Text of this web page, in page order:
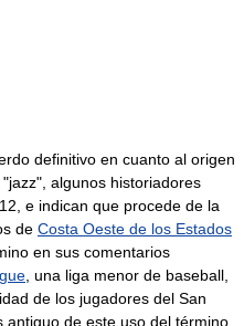
definitivo en cuanto al origen
algunos historiadores
e indican que procede de la
de Costa Oeste de los Estados
en sus comentarios
, una liga menor de baseball,
de los jugadores del San
de este uso del término,